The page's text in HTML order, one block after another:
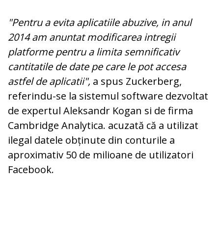
"Pentru a evita aplicatiile abuzive, in anul
2014 am anuntat modificarea intregii
platforme pentru a limita semnificativ
cantitatile de date pe care le pot accesa
astfel de aplicatii", a spus Zuckerberg,
referindu-se la sistemul software dezvoltat
de expertul Aleksandr Kogan si de firma
Cambridge Analytica. acuzată că a utilizat
ilegal datele obținute din conturile a
aproximativ 50 de milioane de utilizatori
Facebook.